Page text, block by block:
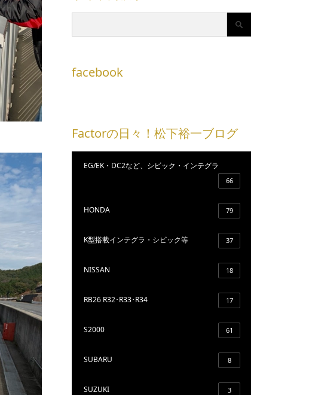
facebook
Factorの日々！松下裕一ブログ
EG/EK・DC2など、シビック・インテグラ
66
HONDA 79
K型搭載インテグラ・シビック等 37
NISSAN 18
RB26 R32･R33･R34 17
S2000 61
SUBARU 8
SUZUKI 3